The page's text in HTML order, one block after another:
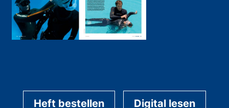
Heft bestellen Digital lesen